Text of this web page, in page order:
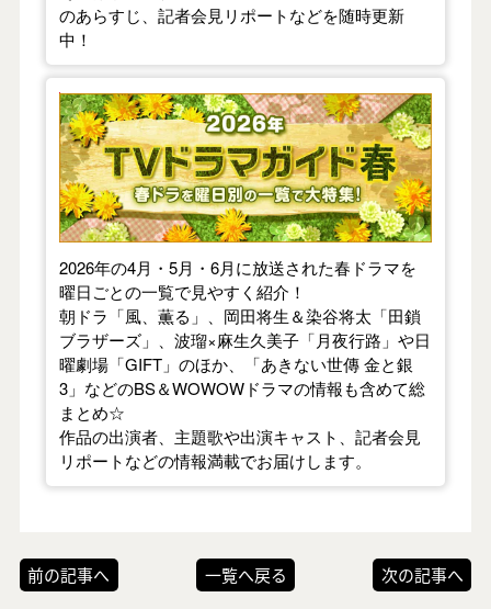
のあらすじ、記者会見リポートなどを随時更新
中！
【2026年春】TVドラマガイド
2026年の4月・5月・6月に放送された春ドラマを
曜日ごとの一覧で見やすく紹介！
朝ドラ「風、薫る」、岡田将生＆染谷将太「田鎖
ブラザーズ」、波瑠×麻生久美子「月夜行路」や日
曜劇場「GIFT」のほか、「あきない世傳 金と銀
3」などのBS＆WOWOWドラマの情報も含めて総
まとめ☆
作品の出演者、主題歌や出演キャスト、記者会見
リポートなどの情報満載でお届けします。
前の記事へ 一覧へ戻る 次の記事へ